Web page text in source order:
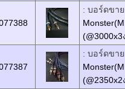
: บอร์ดขาย
(@3000x3
: บอร์ดขาย
(@2350x2